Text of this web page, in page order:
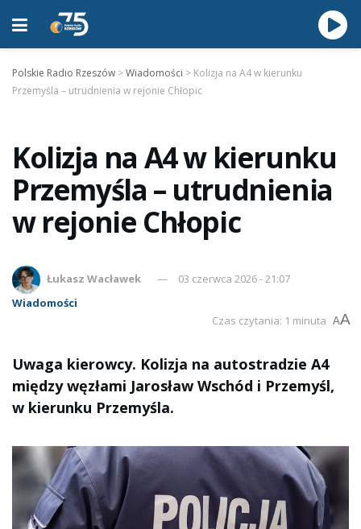
Polskie Radio Rzeszów >Wiadomości > Kolizja na A4 w kierunku
Przemyśla – utrudnienia w rejonie Chłopic
Kolizja na A4 w kierunku
Przemyśla – utrudnienia
w rejonie Chłopic
Łukasz Wacławek
03 czerwca 2026 - 21:07
Wiadomości
Czas czytania: 1 minuta AA
Uwaga kierowcy. Kolizja na autostradzie A4
między węzłami Jarosław Wschód i Przemyśl,
w kierunku Przemyśla.